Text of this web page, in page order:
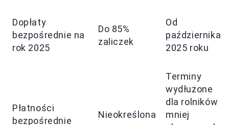
Dopłaty
bezpośrednie na
rok 2025
Do 85%
zaliczek
Od
października
2025 roku
Płatności
bezpośrednie
Nieokreślona
Terminy
wydłużone
dla rolników
mniej